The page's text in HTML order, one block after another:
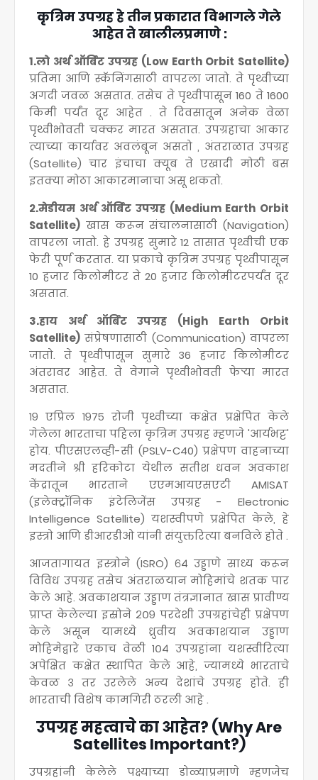
कृत्रिम उपग्रह हे तीन प्रकारात विभागले गेले
आहेत ते खालीलप्रमाणे :
1.लो अर्थ ऑर्बिट उपग्रह (Low Earth Orbit Satellite)
प्रतिमा आणि स्कॅनिंगसाठी वापरला जातो. ते पृथ्वीच्या
अगदी जवळ असतात. तसेच ते पृथ्वीपासून 160 ते 1600
किमी पर्यंत दूर आहेत . ते दिवसातून अनेक वेळा
पृथ्वीभोवती चक्कर मारत असतात. उपग्रहाचा आकार
त्याच्या कार्यावर अवलंबून असतो , अंतराळात उपग्रह
(Satellite) चार इंचाचा क्यूब ते एखादी मोठी बस
इतक्या मोठा आकारमानाचा असू शकतो.
२.मेडीयम अर्थ ऑर्बिट उपग्रह (Medium Earth Orbit
Satellite) खास करून संचालनासाठी (Navigation)
वापरला जातो. हे उपग्रह सुमारे 12 तासात पृथ्वीची एक
फेरी पूर्ण करतात. या प्रकाचे कृत्रिम उपग्रह पृथ्वीपासून
10 हजार किलोमीटर ते 20 हजार किलोमीटरपर्यंत दूर
असतात.
3.हाय अर्थ ऑर्बिट उपग्रह (High Earth Orbit
Satellite) संप्रेषणासाठी (Communication) वापरला
जातो. ते पृथ्वीपासून सुमारे 36 हजार किलोमीटर
अंतरावर आहेत. ते वेगाने पृथ्वीभोवती फेऱ्या मारत
असतात.
१९ एप्रिल १९७५ रोजी पृथ्वीच्या कक्षेत प्रक्षेपित केले
गेलेला भारताचा पहिला कृत्रिम उपग्रह म्हणजे 'आर्यभट्ट'
होय. पीएसएलव्ही-सी (PSLV-C40) प्रक्षेपण वाहनाच्या
मदतीने श्री हरिकोटा येथील सतीश धवन अवकाश
केंद्रातून भारताने एएमआयएसएटी AMISAT
(इलेक्ट्रॉनिक इंटेलिजेंस उपग्रह - Electronic
Intelligence Satellite) यशस्वीपणे प्रक्षेपित केले, हे
इस्त्रो आणि डीआरडीओ यांनी संयुक्तरित्या बनविले होते .
आजतागायत इस्त्रोने (ISRO) ६४ उड्डाणे साध्य करून
विविध उपग्रह तसेच अंतराळयान मोहिमांचे शतक पार
केले आहे. अवकाशयान उड्डाण तंत्रज्ञानात खास प्रावीण्य
प्राप्त केलेल्या इस्रोने २०९ परदेशी उपग्रहांचेही प्रक्षेपण
केले असून यामध्ये ध्रुवीय अवकाशयान उड्डाण
मोहिमेद्वारे एकाच वेळी १०४ उपग्रहांना यशस्वीरित्या
अपेक्षित कक्षेत स्थापित केले आहे, ज्यामध्ये भारताचे
केवळ ३ तर उरलेले अन्य देशांचे उपग्रह होते. ही
भारताची विशेष कामगिरी ठरली आहे .
उपग्रह महत्वाचे का आहेत? (Why Are
Satellites Important?)
उपग्रहांनी केलेले पक्ष्याच्या डोळ्याप्रमाणे म्हणजेच